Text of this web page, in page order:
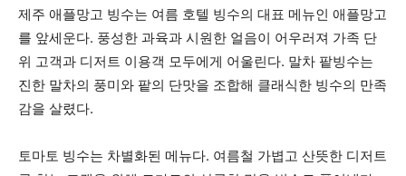
제주 애플망고 빙수는 여름 호텔 빙수의 대표 메뉴인 애플망고
를 앞세운다. 풍성한 과육과 시원한 얼음이 어우러져 가족 단
위 고객과 디저트 이용객 모두에게 어울린다. 말차 팥빙수는
진한 말차의 풍미와 팥의 단맛을 조합해 클래식한 빙수의 만족
감을 살렸다.
토마토 빙수는 차별화된 메뉴다. 여름철 가볍고 산뜻한 디저트